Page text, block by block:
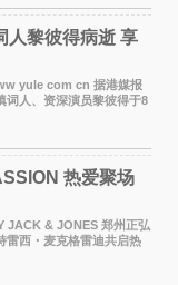
人黎彼得病逝 享
yule com cn 据港媒报
词人、资深演员黎彼得于8
年76岁。好友钟志光透
后便卧床休养，身体机能
热爱聚场
& JONES 郑州正弘
雷西・麦克格雷迪共启热
，
全国首店，于郑